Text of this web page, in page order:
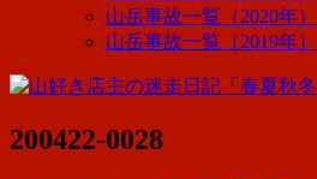
山岳事故一覧（2020年）
山岳事故一覧（2019年）
200422-0028